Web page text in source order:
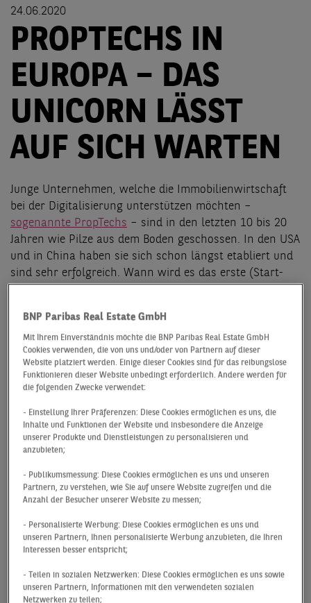
24.06.2020
PROPTECHS IN
EUROPA – DAS
UNICORN LÄSST
AUF SICH WARTEN
Junge Unternehmen, welche die Immobilienwirtschaft
bei der Digitalisierung unterstützen möchten –
sogenannte Prop Techs – sind in den letzten 10 bis 20
Jahren wie Pilze aus dem Boden geschossen. In den USA
und in China haben sie sich schon längst etabliert und
sind sehr erfolgreich. Wann wird es das erste (Start-
Definition (Start-
up)-Unicorn
Junge Unternehmen mit einer Bewertung von
mindestens einer Milliarde US-Dollar werden
als Unicorn (auf Deutsch: Einhorn) bezeichnet.
Dabei muss diese Bewertung vor dem
Börsengang oder einem Exit vorliegen. Da dies
eher selten vorkommt, wurden die Start-ups
mit dem Namen des Fabelwesens versehen.
Deutschland verfügt über
anderem mit dabei: N26, AboutYou und
HelloFresh. Damit befindet sich die
BNP Paribas Real Estate GmbH
Mit Ihrem Einverständnis möchte die BNP Paribas Real Estate GmbH
Cookies verwenden, die von uns und/oder von Partnern auf dieser
Website platziert werden. Einige dieser Cookies sind für das reibungslose
Funktionieren dieser Website unbedingt erforderlich. Andere werden für
die folgenden Zwecke verwendet:
- Einstellung Ihrer Präferenzen: Diese Cookies ermöglichen es uns, die
Inhalte und Funktionen der Website und insbesondere die Anzeige
unserer Produkte und Dienstleistungen zu personalisieren und
anzubieten;
- Publikumsmessung: Diese Cookies ermöglichen es uns und unseren
Partnern, zu verstehen, wie Sie auf unsere Website zugreifen und die
Anzahl der Besucher unserer Website zu messen;
- Personalisierte Werbung: Diese Cookies ermöglichen es uns und
unseren Partnern, Ihnen personalisierte Werbung anzubieten, die Ihren
Interessen besser entspricht;
- Teilen in sozialen Netzwerken: Diese Cookies ermöglichen es uns sowie
unseren Partnern, Informationen mit den verwendeten sozialen
Netzwerken zu teilen;